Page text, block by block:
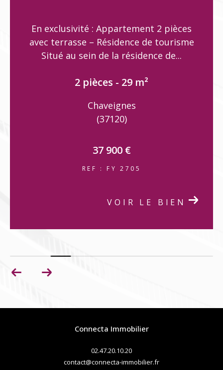
2 pièces
tourisme
(37600)
2 325 000 €
Connecta Immobilier
37200 tours
Nous suivre sur